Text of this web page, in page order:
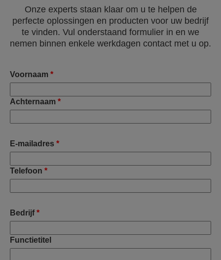
Onze experts staan klaar om u te helpen de
perfecte oplossingen en producten voor uw bedrijf
te vinden. Vul onderstaand formulier in en we
nemen binnen enkele werkdagen contact met u op.
Voornaam *
Achternaam *
E-mailadres *
Telefoon *
Bedrijf *
Functietitel